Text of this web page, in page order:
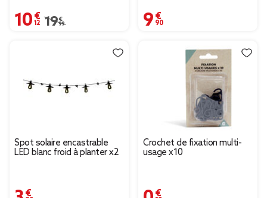
10,12 €
Prix remisé de 19,99 € à 10,12 €
19,99 €
9,90 €
Spot solaire encastrable
LED blanc froid à planter x2
3,90 €
Crochet de fixation multi-
usage x10
0,50 €